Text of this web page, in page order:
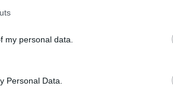
my personal data.
Personal Data.
v Sloveniji na dan 15. 6.